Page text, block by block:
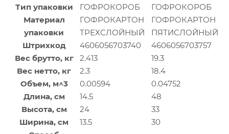
Тип упаковки
ГОФРОКОРОБ
ГОФРОКОРОБ
Материал
упаковки
ГОФРОКАРТОН
ТРЕХСЛОЙНЫЙ
ГОФРОКАРТОН
ПЯТИСЛОЙНЫЙ
Штрихкод
4606056703740
4606056703757
Вес брутто, кг
2.413
19.3
Вес нетто, кг
2.3
18.4
Объем, м^3
0.00594
0.04752
Длина, см
14.5
48
Высота, см
24
33
Ширина, см
13.5
30